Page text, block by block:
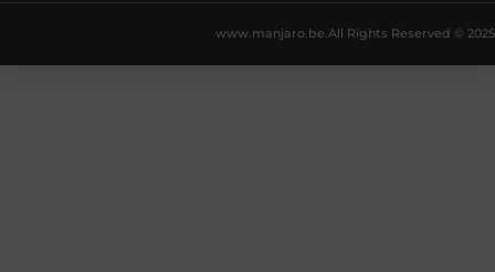
All Rights Reserved © 2025
www.manjaro.be.